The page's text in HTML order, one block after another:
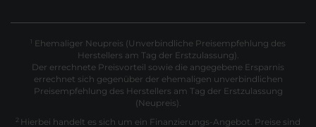
1 Ehemaliger Neupreis (Unverbindliche Preisempfehlung des
Herstellers am Tag der Erstzulassung).
Der errechnete Preisvorteil sowie die angegebene Ersparnis
errechnet sich gegenüber der ehemaligen unverbindlichen
Preisempfehlung des Herstellers am Tag der Erstzulassung
(Neupreis).
2 Hierbei handelt es sich um ein Finanzierungs-Angebot. Preise sind